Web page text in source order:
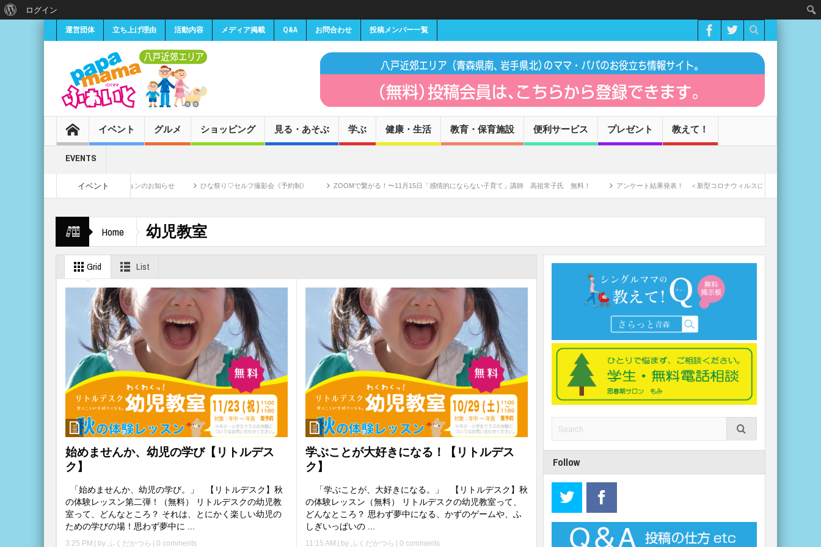
運営団体 立ち上げ理由 活動内容 メディア掲載 Q&A お問合わせ 投稿メンバー一覧
イベント グルメ ショッピング 見る・あそぶ 学ぶ 健康・生活 教育・保育施設 便利サービス プレゼント 教えて！
EVENTS
イベント
子CMモデル募集・オーディションのお知らせ ひな祭り♡セルフ撮影会《予約制》 ZOOMで繋がる！〜11月15日「感情的にならない子育て」講師 高祖常子氏 無料！ アンケート結果発表！ ＜新型コロナウィルスによる家庭への影響＞
Home 幼児教室
Grid List
始めませんか、幼児の学び【リトルデス
ク】
「始めませんか、幼児の学び。」 【リトルデスク】秋
の体験レッスン第二弾！（無料） リトルデスクの幼児教
室って、どんなところ？ それは、とにかく楽しい幼児の
ための学びの場！思わず夢中に ...
3:25 PM | by ふくだかつら 0 comments
学ぶことが大好きになる！【リトルデス
ク】
「学ぶことが、大好きになる。」 【リトルデスク】秋
の体験レッスン（無料） リトルデスクの幼児教室って、
どんなところ？ 思わず夢中になる、かずのゲームや、ふ
しぎいっぱいの ...
11:15 AM | by ふくだかつら 0 comments
Follow
ログイン